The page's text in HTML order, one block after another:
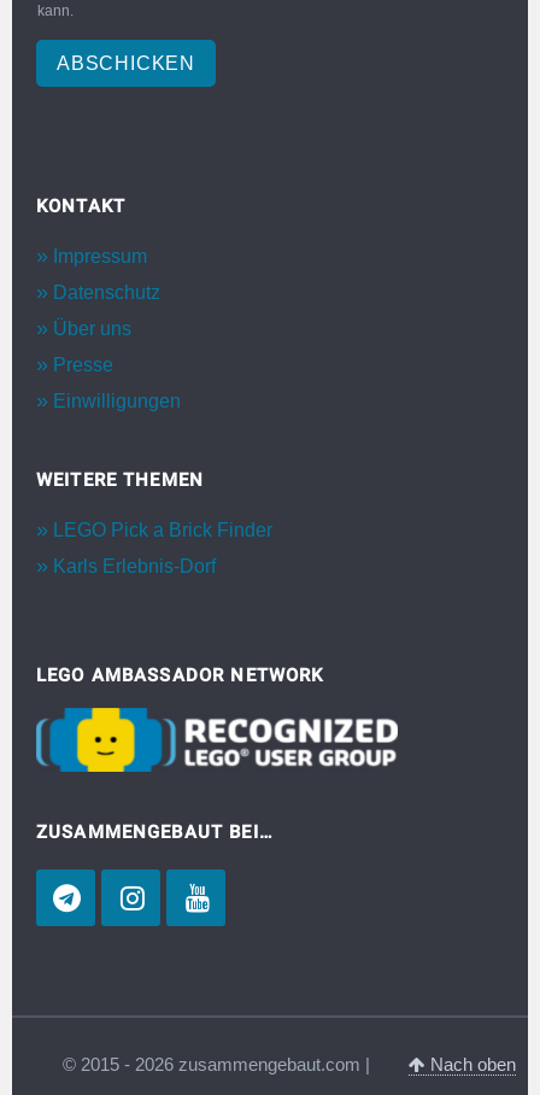
kann.
ABSCHICKEN
KONTAKT
Impressum
Datenschutz
Über uns
Presse
Einwilligungen
WEITERE THEMEN
LEGO Pick a Brick Finder
Karls Erlebnis-Dorf
LEGO AMBASSADOR NETWORK
ZUSAMMENGEBAUT BEI…
© 2015 - 2026 zusammengebaut.com | Nach oben